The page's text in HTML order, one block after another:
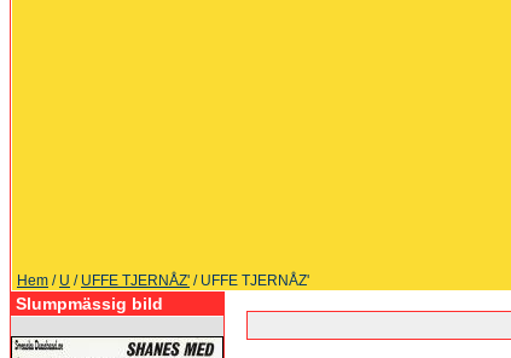
Hem / U / UFFE TJERNÅZ' / UFFE TJERNÅZ'
Slumpmässig bild